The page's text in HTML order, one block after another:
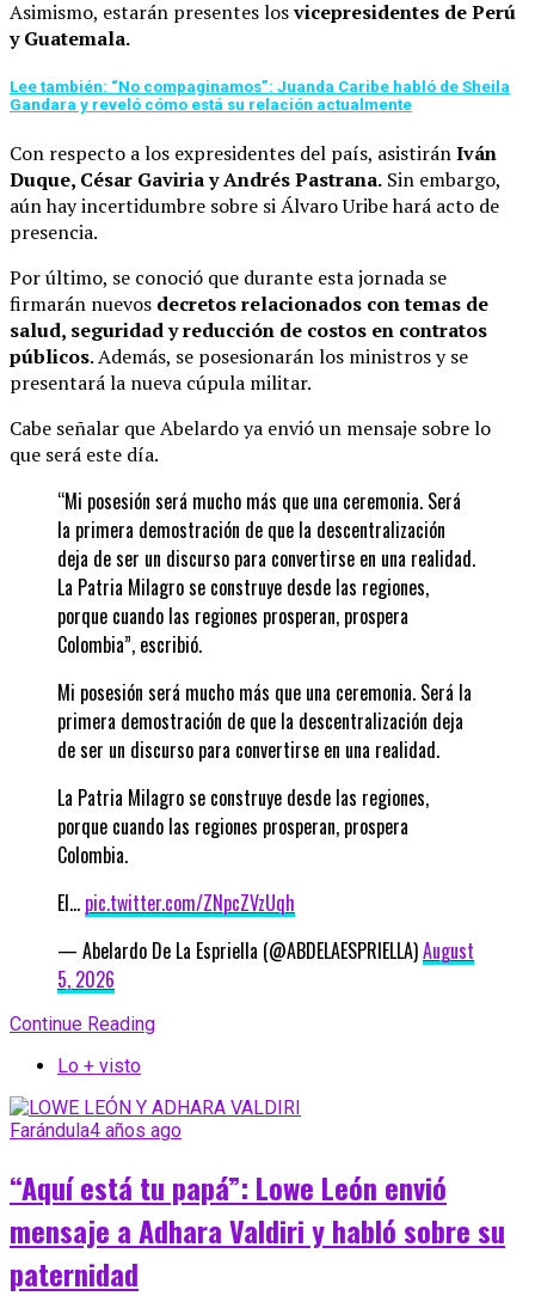
Asimismo, estarán presentes losvicepresidentes de Perú
y Guatemala.
Lee también: “No compaginamos”: Juanda Caribe habló de Sheila
Gandara y reveló cómo está su relación actualmente
Con respecto a los expresidentes del país, asistiránIván
Duque, César Gaviria y Andrés Pastrana. Sin embargo,
aún hay incertidumbre sobre si Álvaro Uribe hará acto de
presencia.
Por último, se conoció que durante esta jornada se
firmarán nuevos decretos relacionados con temas de
salud, seguridad y reducción de costos en contratos
públicos. Además, se posesionarán los ministros y se
presentará la nueva cúpula militar.
Cabe señalar que Abelardo ya envió un mensaje sobre lo
que será este día.
“Mi posesión será mucho más que una ceremonia. Será
la primera demostración de que la descentralización
deja de ser un discurso para convertirse en una realidad.
La Patria Milagro se construye desde las regiones,
porque cuando las regiones prosperan, prospera
Colombia”, escribió.
Mi posesión será mucho más que una ceremonia. Será la
primera demostración de que la descentralización deja
de ser un discurso para convertirse en una realidad.
La Patria Milagro se construye desde las regiones,
porque cuando las regiones prosperan, prospera
Colombia.
El… pic.twitter.com/ZNpcZVzUqh
— Abelardo De La Espriella (@ABDELAESPRIELLA)August
5, 2026
Continue Reading
Lo + visto
Farándula4 años ago
“Aquí está tu papá”: Lowe León envió
mensaje a Adhara Valdiri y habló sobre su
paternidad